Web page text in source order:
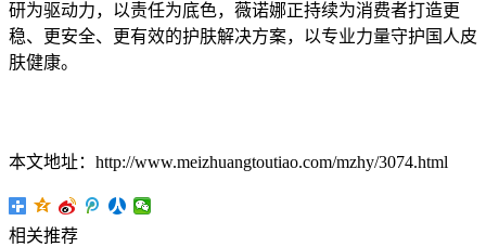
研为驱动力，以责任为底色，薇诺娜正持续为消费者打造更
稳、更安全、更有效的护肤解决方案，以专业力量守护国人皮
肤健康。
本文地址：http://www.meizhuangtoutiao.com/mzhy/3074.html
相关推荐